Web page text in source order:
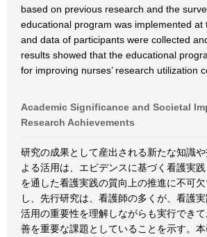
based on previous research and the
educational program was implemented at
and data of participants were collected
results showed that the educational
for improving nurses’ research utilization
Academic Significance and Societal
Research Achievements
研究の成果として産出される新たな知識
よる活用は、エビデンスに基づく看護実
を通した看護実践の質向上の推進に不可
し、先行研究は、看護師の多くが、看護
活用の重要性を理解しながらも実行でき
善を重要な課題としていることを示す。